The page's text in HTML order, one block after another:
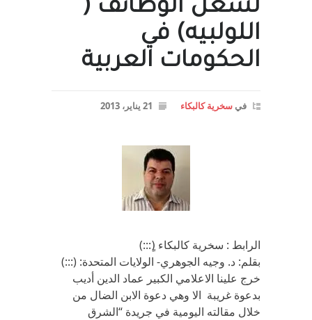
لشغل الوظائف (
اللولبيه) في
الحكومات العربية
في سخرية كالبكاء 21 يناير، 2013
الرابط : سخرية كالبكاء (ٍ:::)
بقلم: د. وجيه الجوهري- الولايات المتحدة: (:::)
خرج علينا الاعلامي الكبير عماد الدين أديب
بدعوة غريبة الا وهي دعوة الابن الضال من
خلال مقالته اليومية في جريدة “الشرق